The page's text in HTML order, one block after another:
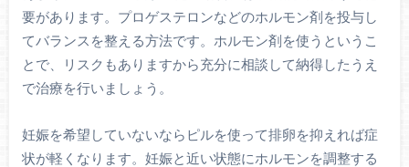
要があります。プロゲステロンなどのホルモン剤を投与し
てバランスを整える方法です。ホルモン剤を使うというこ
とで、リスクもありますから充分に相談して納得したうえ
で治療を行いましょう。
妊娠を希望していないならピルを使って排卵を抑えれば症
状が軽くなります。妊娠と近い状態にホルモンを調整する